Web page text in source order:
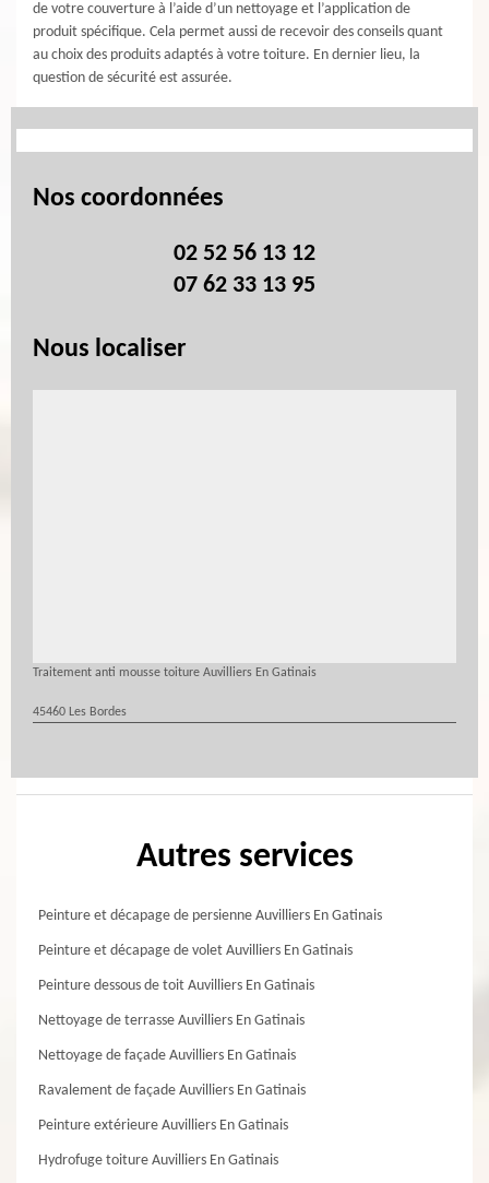
de votre couverture à l’aide d’un nettoyage et l’application de
produit spécifique. Cela permet aussi de recevoir des conseils quant
au choix des produits adaptés à votre toiture. En dernier lieu, la
question de sécurité est assurée.
Nos coordonnées
02 52 56 13 12
07 62 33 13 95
Nous localiser
Traitement anti mousse toiture Auvilliers En Gatinais
45460 Les Bordes
Autres services
Peinture et décapage de persienne Auvilliers En Gatinais
Peinture et décapage de volet Auvilliers En Gatinais
Peinture dessous de toit Auvilliers En Gatinais
Nettoyage de terrasse Auvilliers En Gatinais
Nettoyage de façade Auvilliers En Gatinais
Ravalement de façade Auvilliers En Gatinais
Peinture extérieure Auvilliers En Gatinais
Hydrofuge toiture Auvilliers En Gatinais